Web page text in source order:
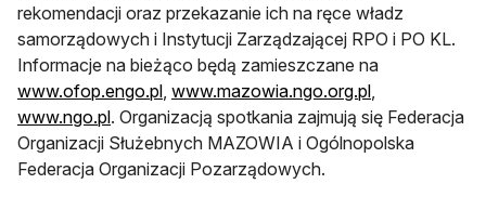
rekomendacji oraz przekazanie ich na ręce władz
samorządowych i Instytucji Zarządzającej RPO i PO KL.
Informacje na bieżąco będą zamieszczane na
www.ofop.engo.pl, www.mazowia.ngo.org.pl,
www.ngo.pl. Organizacją spotkania zajmują się Federacja
Organizacji Służebnych MAZOWIA i Ogólnopolska
Federacja Organizacji Pozarządowych.